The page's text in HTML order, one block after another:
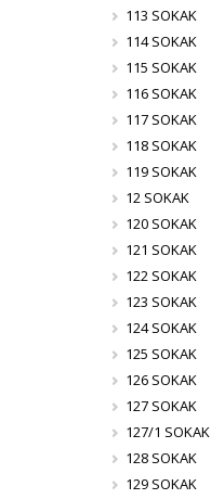
113 SOKAK
114 SOKAK
115 SOKAK
116 SOKAK
117 SOKAK
118 SOKAK
119 SOKAK
12 SOKAK
120 SOKAK
121 SOKAK
122 SOKAK
123 SOKAK
124 SOKAK
125 SOKAK
126 SOKAK
127 SOKAK
127/1 SOKAK
128 SOKAK
129 SOKAK